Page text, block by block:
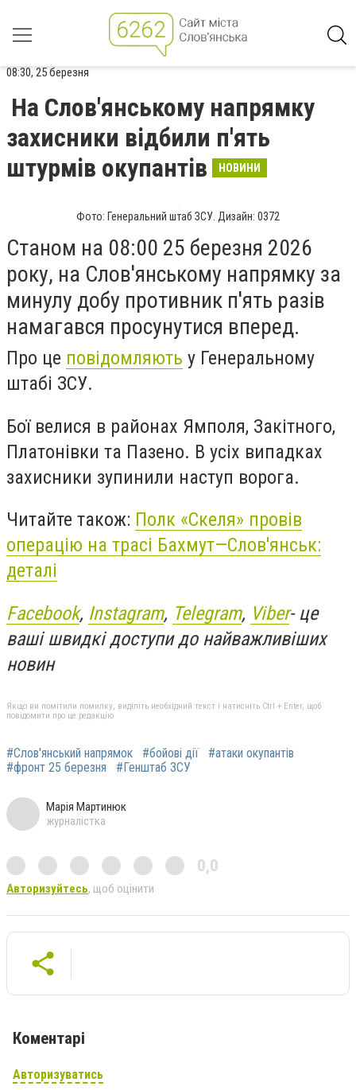
08:30, 25 березня
На Слов'янському напрямку
захисники відбили п'ять
штурмів окупантів
НОВИНИ
Фото: Генеральний штаб ЗСУ. Дизайн: 0372
Станом на 08:00 25 березня 2026
року, на Слов'янському напрямку за
минулу добу противник п'ять разів
намагався просунутися вперед.
Про це повідомляють у Генеральному
штабі ЗСУ.
Бої велися в районах Ямполя, Закітного,
Платонівки та Пазено. В усіх випадках
захисники зупинили наступ ворога.
Читайте також: Полк «Скеля» провів
операцію на трасі Бахмут—Слов'янськ:
деталі
Facebook, Instagram, Telegram, Viber- це
ваші швидкі доступи до найважливіших
новин
Якщо ви помітили помилку, виділіть необхідний текст і натисніть Ctrl + Enter, щоб
повідомити про це редакцію
#Слов'янський напрямок #бойові дії
#атаки окупантів
#фронт 25 березня
#Генштаб ЗСУ
Марія Мартинюк
журналістка
0,0
Авторизуйтесь, щоб оцінити
Коментарі
Авторизуватись